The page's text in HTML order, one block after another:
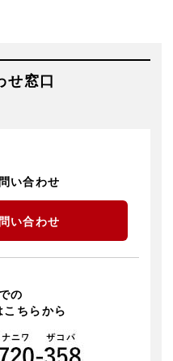
せ窓口
い合わせ
い合わせ
の
ちらから